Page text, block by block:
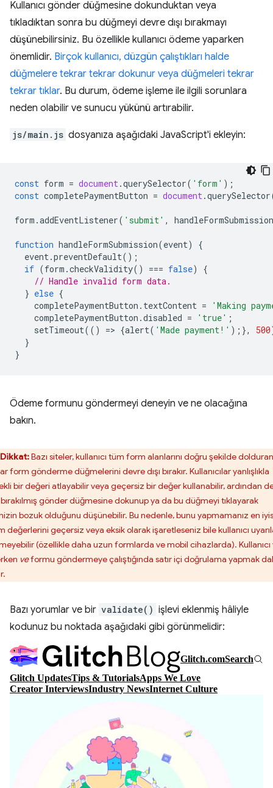
Kullanıcı gönder düğmesine dokunduktan veya
tıkladıktan sonra bu düğmeyi devre dışı bırakmayı
düşünebilirsiniz. Bu özellikle kullanıcı ödeme yaparken
önemlidir. Birçok kullanıcı, düzgün çalıştıkları halde
düğmelere tekrar tekrar dokunur veya düğmeleri tekrar
tekrar tıklar. Bu durum, ödeme işleme ile ilgili sorunlara
neden olabilir ve sunucu yükünü artırabilir.
js/main.js dosyanıza aşağıdaki JavaScript'i ekleyin:
const form = document.querySelector( 'form' );
const completePaymentButton = document.querySelector
form .addEventListener( 'submit' , handleFormSubmission
function handleFormSubmission(event)
{
event.preventDefault();
if (form .checkValidity() === false)
{
// Handle invalid form data.
} else {
completePaymentButton . textContent =
'Making
completePaymentButton .disabled = 'true' ;
setTimeout(() => {alert( 'Made payment!' );}, 500
}
}
Ödeme formunu göndermeyi deneyin ve ne olacağına
bakın.
Dikkat:Bazı siteler, kullanıcı tüm form alanlarını doğru şekilde
form gönderme düğmelerini devre dışı bırakır. Kullanıcılar yanlışlıkla
bir değeri atlayabilir veya geçersiz bir değer kullanabilir, ardından
bırakılmış gönder düğmesine dokunup ya da bu düğmeyi tıklayarak
bozuk olduğunu düşünebilir. Bu nedenle, bunu yapmamanız en
değerlerini geçersiz veya eksik olarak işaretleseniz bile kullanıcı
(özellikle daha uzun formlarda ve mobil cihazlarda). Kullanıcı
veformu göndermeye çalıştığında satır içi doğrulama yapmak
Bazı yorumlar ve bir validate() işlevi eklenmiş hâliyle
kodunuz bu noktada aşağıdaki gibi görünmelidir: